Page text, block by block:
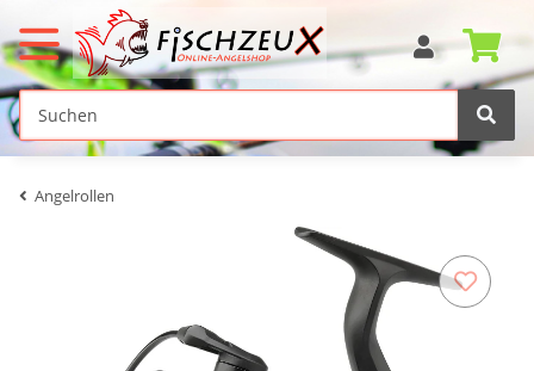
Angelrollen